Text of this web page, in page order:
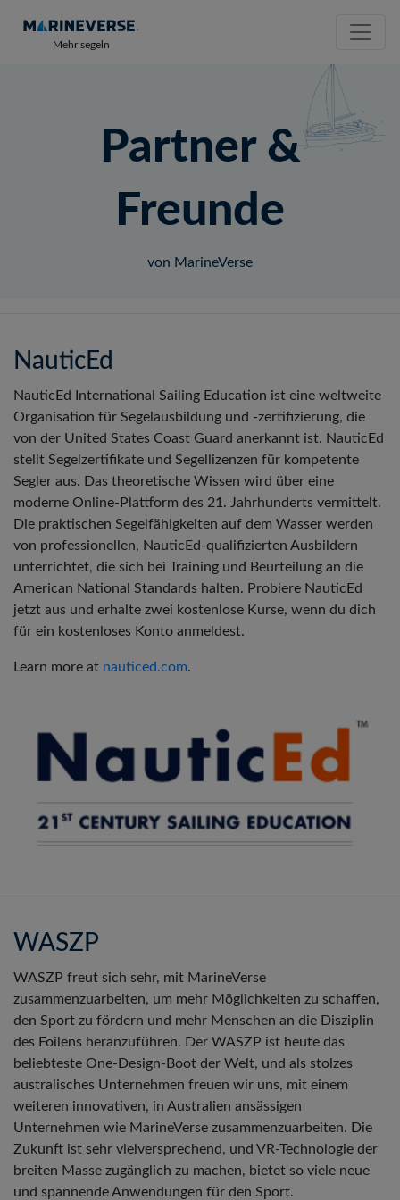
Mehr segeln
Partner &
Freunde
von MarineVerse
NauticEd
NauticEd International Sailing Education ist eine weltweite
Organisation für Segelausbildung und -zertifizierung, die
von der United States Coast Guard anerkannt ist. NauticEd
stellt Segelzertifikate und Segellizenzen für kompetente
Segler aus. Das theoretische Wissen wird über eine
moderne Online-Plattform des 21. Jahrhunderts vermittelt.
Die praktischen Segelfähigkeiten auf dem Wasser werden
von professionellen, NauticEd-qualifizierten Ausbildern
unterrichtet, die sich bei Training und Beurteilung an die
American National Standards halten. Probiere NauticEd
jetzt aus und erhalte zwei kostenlose Kurse, wenn du dich
für ein kostenloses Konto anmeldest.
Learn more at nauticed.com.
WASZP
WASZP freut sich sehr, mit MarineVerse
zusammenzuarbeiten, um mehr Möglichkeiten zu schaffen,
den Sport zu fördern und mehr Menschen an die Disziplin
des Foilens heranzuführen. Der WASZP ist heute das
beliebteste One-Design-Boot der Welt, und als stolzes
australisches Unternehmen freuen wir uns, mit einem
weiteren innovativen, in Australien ansässigen
Unternehmen wie MarineVerse zusammenzuarbeiten. Die
Zukunft ist sehr vielversprechend, und VR-Technologie der
breiten Masse zugänglich zu machen, bietet so viele neue
und spannende Anwendungen für den Sport.